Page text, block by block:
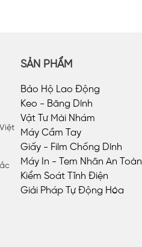
SẢN PHẨM
Bảo Hộ Lao Động
Keo - Băng Dính
Vật Tư Mài Nhám
Máy Cầm Tay
Giấy - Film Chống Dính
Máy In - Tem Nhãn An Toàn
Kiểm Soát Tĩnh Điện
Giải Pháp Tự Động Hóa